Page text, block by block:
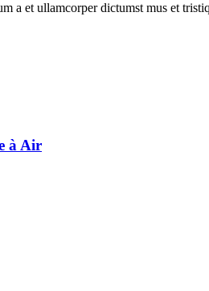
a et ullamcorper dictumst mus et
à Air